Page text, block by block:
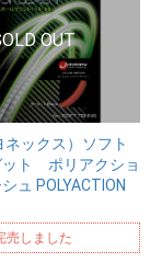
ネックス）ソフト
ット ポリアクショ
ュ POLYACTION
売しました